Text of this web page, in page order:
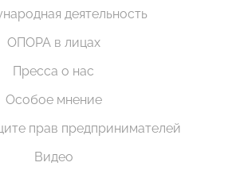
деятельность
ОПОРА в лицах
Пресса о нас
Особое мнение
прав предпринимателей
Видео